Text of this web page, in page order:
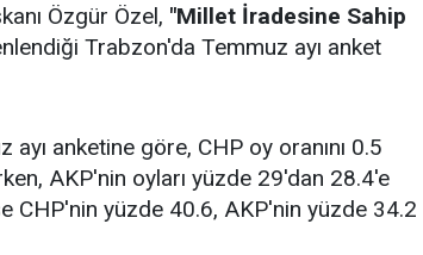
Özgür Özel, "Millet İradesine Sahip
Trabzon'da Temmuz ayı anket
ayı anketine göre, CHP oy oranını 0.5
AKP'nin oyları yüzde 29'dan 28.4'e
CHP'nin yüzde 40.6, AKP'nin yüzde 34.2